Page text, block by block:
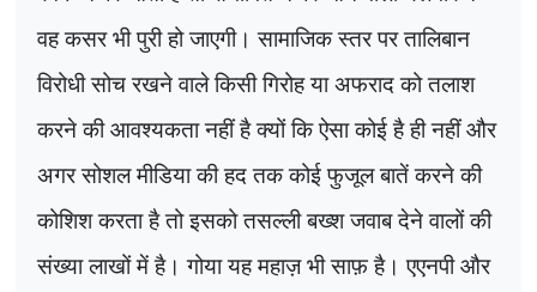
वह कसर भी पुरी हो जाएगी। सामाजिक स्तर पर तालिबान
विरोधी सोच रखने वाले किसी गिरोह या अफराद को तलाश
करने की आवश्यकता नहीं है क्यों कि ऐसा कोई है ही नहीं और
अगर सोशल मीडिया की हद तक कोई फुजूल बातें करने की
कोशिश करता है तो इसको तसल्ली बख्श जवाब देने वालों की
संख्या लाखों में है। गोया यह महाज़ भी साफ़ है। एएनपी और